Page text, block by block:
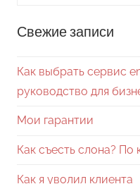
Свежие записи
Как выбрать сервис
руководство для
Мои гарантии
Как съесть слона? По
Как я уволил клиента